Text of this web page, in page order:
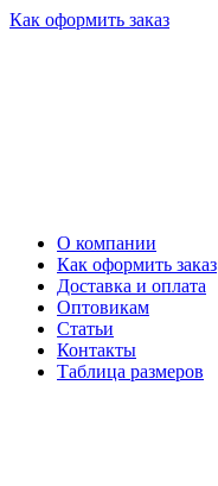
Как оформить заказ
О компании
Как оформить заказ
Доставка и оплата
Оптовикам
Статьи
Контакты
Таблица размеров